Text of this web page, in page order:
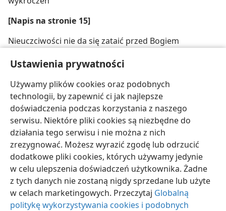
Ustawienia prywatności
Używamy plików cookies oraz podobnych
technologii, by zapewnić ci jak najlepsze
doświadczenia podczas korzystania z naszego
serwisu. Niektóre pliki cookies są niezbędne do
działania tego serwisu i nie można z nich
zrezygnować. Możesz wyrazić zgodę lub odrzucić
dodatkowe pliki cookies, których używamy jedynie
w celu ulepszenia doświadczeń użytkownika. Żadne
z tych danych nie zostaną nigdy sprzedane lub użyte
w celach marketingowych. Przeczytaj Globalną
politykę wykorzystywania cookies i podobnych
[Napis na stronie 15]
Nieuczciwości nie da się zataić przed Bogiem
[Ilustracja na stronie 15]
Dzięki dobremu przygotowywaniu się do klasówek
uwierzysz we własne siły